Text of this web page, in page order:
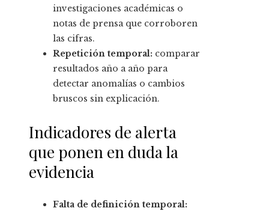
investigaciones académicas o
notas de prensa que corroboren
las cifras.
Repetición temporal: comparar
resultados año a año para
detectar anomalías o cambios
bruscos sin explicación.
Indicadores de alerta
que ponen en duda la
evidencia
Falta de definición temporal: